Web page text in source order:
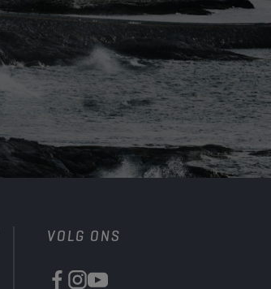
VOLG ONS